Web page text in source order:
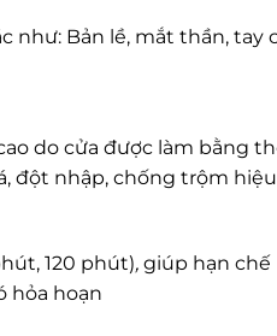
KẾ 3D, ĐO ĐẠC
NGAY
như: Bản lề, mắt thần, tay
do cửa được làm bằng
đột nhập, chống trộm hiệu
120 phút), giúp hạn chế
hỏa hoạn